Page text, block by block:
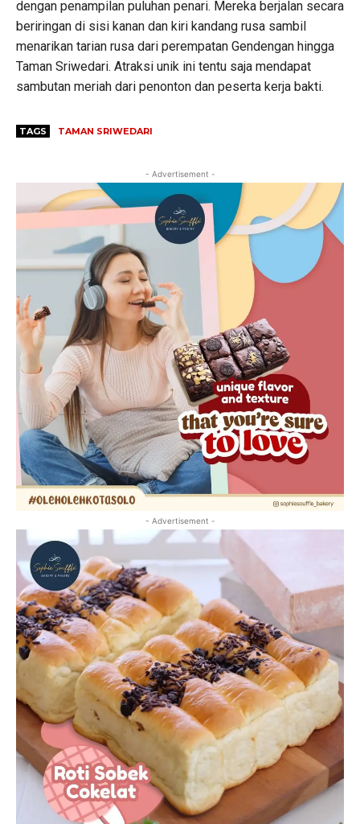
dengan penampilan puluhan penari. Mereka berjalan secara
beriringan di sisi kanan dan kiri kandang rusa sambil
menarikan tarian rusa dari perempatan Gendengan hingga
Taman Sriwedari. Atraksi unik ini tentu saja mendapat
sambutan meriah dari penonton dan peserta kerja bakti.
TAGS TAMAN SRIWEDARI
- Advertisement -
- Advertisement -